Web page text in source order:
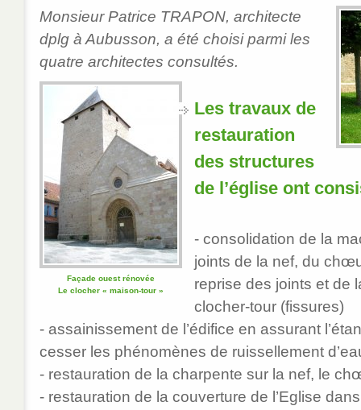
Monsieur Patrice TRAPON, architecte
dplg à Aubusson, a été choisi parmi les
quatre architectes consultés.
Façade ouest rénovée
Le clocher « maison-tour »
Les travaux de
restauration
des structures
de l’église ont
- consolidation de la
joints de la nef, du
reprise des joints et de
clocher-tour (fissures)
- assainissement de l’édifice en assurant
cesser les phénomènes de ruissellement
- restauration de la charpente sur la nef, le
- restauration de la couverture de l’Eglise